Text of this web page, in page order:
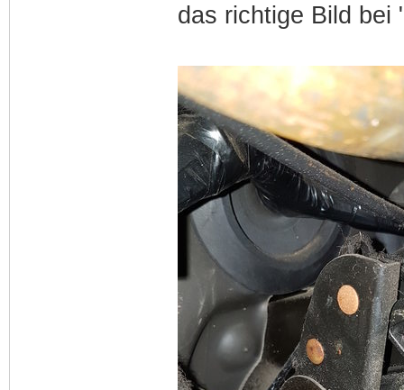
das richtige Bild bei